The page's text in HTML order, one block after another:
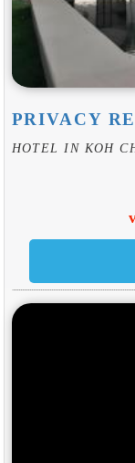
PRIVACY
HOTEL IN KOH